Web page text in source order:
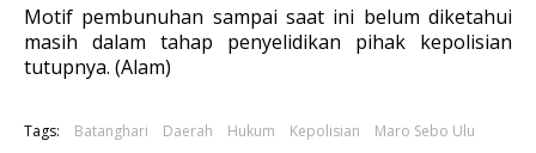
Motif pembunuhan sampai saat ini belum diketahui
masih dalam tahap penyelidikan pihak kepolisian
tutupnya. (Alam)
Tags: Batanghari Daerah Hukum Kepolisian Maro Sebo Ulu